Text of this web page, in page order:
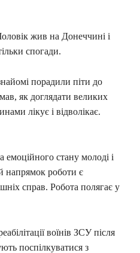
жив на Донеччині і
спогади.
порадили піти до
як доглядати великих
лікує і відволікає.
емоційного стану молоді і
напрямок роботи є
справ. Робота полягає у
воїнів ЗСУ після
поспілкуватися з